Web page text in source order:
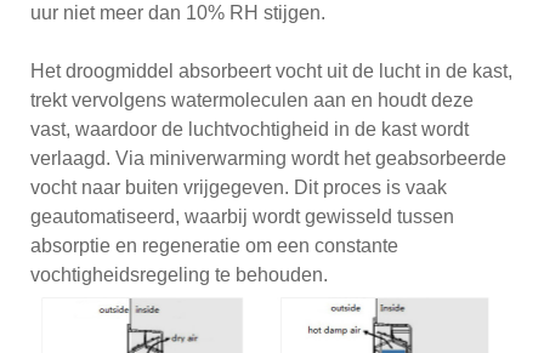
uur niet meer dan 10% RH stijgen.
Het droogmiddel absorbeert vocht uit de lucht in de kast,
trekt vervolgens watermoleculen aan en houdt deze
vast, waardoor de luchtvochtigheid in de kast wordt
verlaagd. Via miniverwarming wordt het geabsorbeerde
vocht naar buiten vrijgegeven. Dit proces is vaak
geautomatiseerd, waarbij wordt gewisseld tussen
absorptie en regeneratie om een ​​constante
vochtigheidsregeling te behouden.